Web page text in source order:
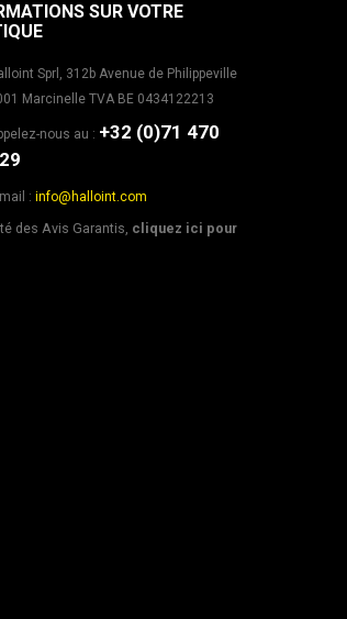
SUR VOTRE
Sprl, 312b Avenue de Philippeville
Marcinelle TVA BE 0434122213
nous au : +32 (0)71 470
: info@halloint.com
des Avis Garantis, cliquez ici pour